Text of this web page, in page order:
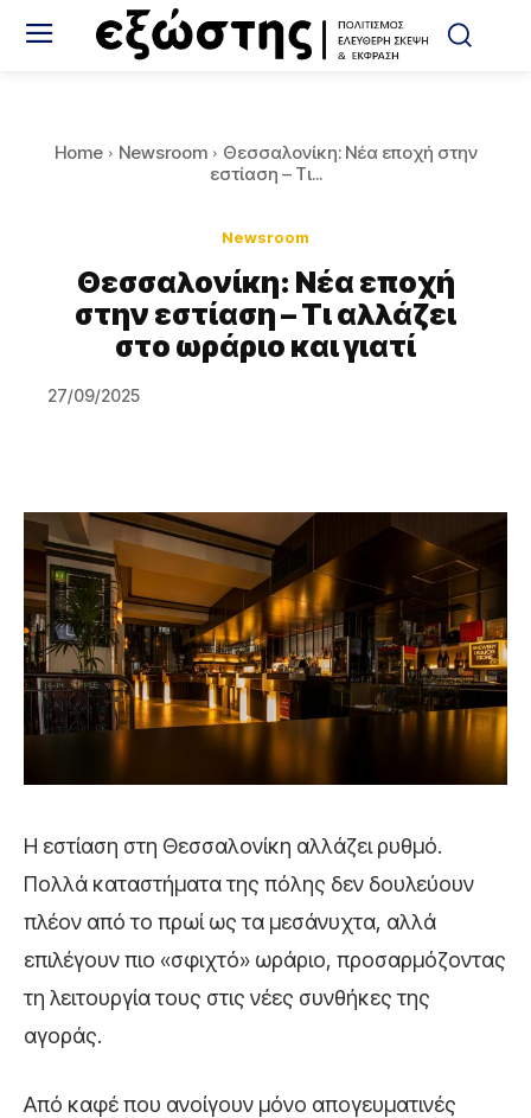
Home Newsroom
Θεσσαλονίκη: Νέα εποχή στην
εστίαση – Τι...
Newsroom
Θεσσαλονίκη: Νέα εποχή
στην εστίαση – Τι αλλάζει
στο ωράριο και γιατί
27/09/2025
Η εστίαση στη Θεσσαλονίκη αλλάζει ρυθμό.
Πολλά καταστήματα της πόλης δεν δουλεύουν
πλέον από το πρωί ως τα μεσάνυχτα, αλλά
επιλέγουν πιο «σφιχτό» ωράριο, προσαρμόζοντας
τη λειτουργία τους στις νέες συνθήκες της
αγοράς.
Από καφέ που ανοίγουν μόνο απογευματινές